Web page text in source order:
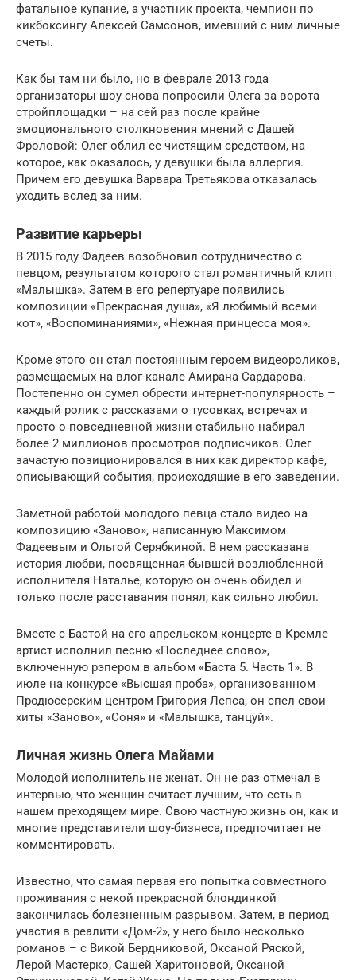
фатальное купание, а участник проекта, чемпион по
кикбоксингу Алексей Самсонов, имевший с ним личные
счеты.
Как бы там ни было, но в феврале 2013 года
организаторы шоу снова попросили Олега за ворота
стройплощадки – на сей раз после крайне
эмоционального столкновения мнений с Дашей
Фроловой: Олег облил ее чистящим средством, на
которое, как оказалось, у девушки была аллергия.
Причем его девушка Варвара Третьякова отказалась
уходить вслед за ним.
Развитие карьеры
В 2015 году Фадеев возобновил сотрудничество с
певцом, результатом которого стал романтичный клип
«Малышка». Затем в его репертуаре появились
композиции «Прекрасная душа», «Я любимый всеми
кот», «Воспоминаниями», «Нежная принцесса моя».
Кроме этого он стал постоянным героем видеороликов,
размещаемых на влог-канале Амирана Сардарова.
Постепенно он сумел обрести интернет-популярность –
каждый ролик с рассказами о тусовках, встречах и
просто о повседневной жизни стабильно набирал
более 2 миллионов просмотров подписчиков. Олег
зачастую позиционировался в них как директор кафе,
описывающий события, происходящие в его заведении.
Заметной работой молодого певца стало видео на
композицию «Заново», написанную Максимом
Фадеевым и Ольгой Серябкиной. В нем рассказана
история любви, посвященная бывшей возлюбленной
исполнителя Наталье, которую он очень обидел и
только после расставания понял, как сильно любил.
Вместе с Бастой на его апрельском концерте в Кремле
артист исполнил песню «Последнее слово»,
включенную рэпером в альбом «Баста 5. Часть 1». В
июле на конкурсе «Высшая проба», организованном
Продюсерским центром Григория Лепса, он спел свои
хиты «Заново», «Соня» и «Малышка, танцуй».
Личная жизнь Олега Майами
Молодой исполнитель не женат. Он не раз отмечал в
интервью, что женщин считает лучшим, что есть в
нашем преходящем мире. Свою частную жизнь он, как и
многие представители шоу-бизнеса, предпочитает не
комментировать.
Известно, что самая первая его попытка совместного
проживания с некой прекрасной блондинкой
закончилась болезненным разрывом. Затем, в период
участия в реалити «Дом-2», у него было несколько
романов – с Викой Бердниковой, Оксаной Ряской,
Лерой Мастерко, Сашей Харитоновой, Оксаной